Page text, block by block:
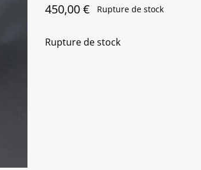
450,00€ Rupture de stock
Rupture de stock